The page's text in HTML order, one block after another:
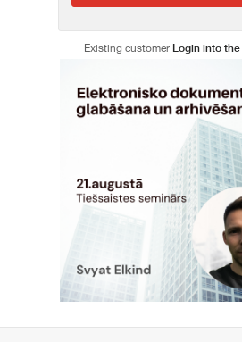
Existing customer Login into